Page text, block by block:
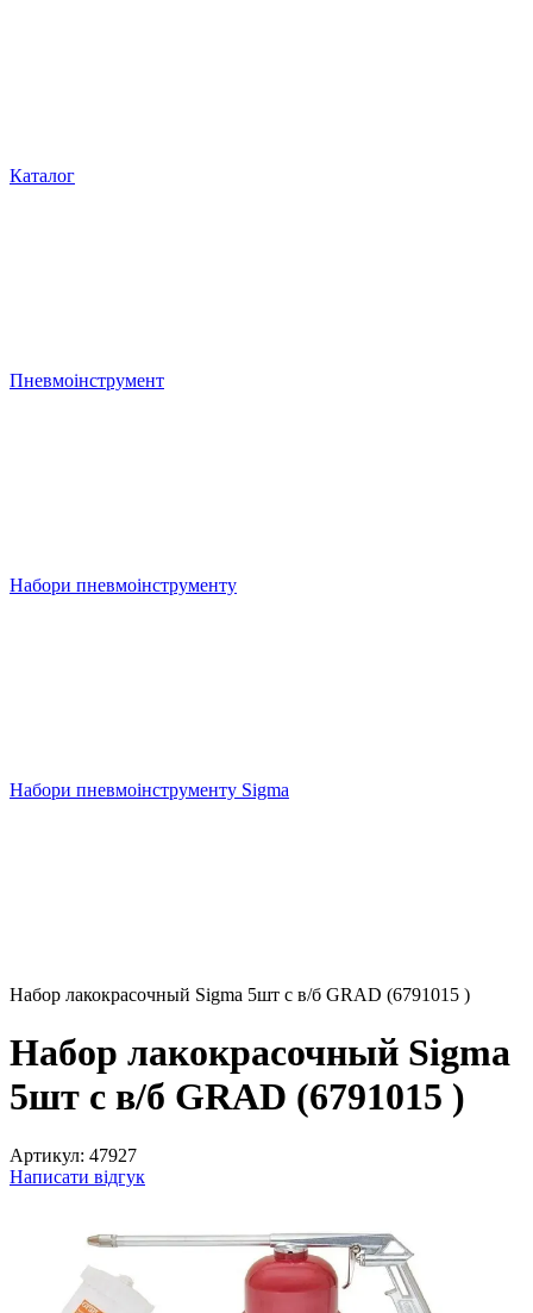
Каталог
Пневмоінструмент
Набори пневмоінструменту
Набори пневмоінструменту Sigma
Набор лакокрасочный Sigma 5шт с в/б GRAD (6791015 )
Набор лакокрасочный Sigma
5шт с в/б GRAD (6791015 )
Артикул: 47927
Написати відгук